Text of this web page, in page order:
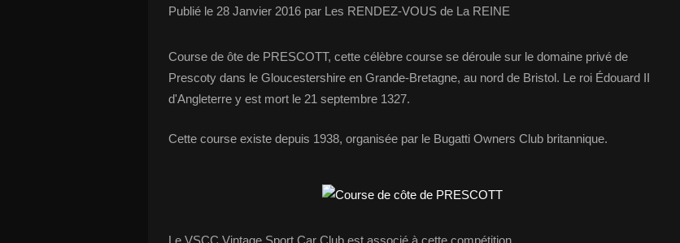
Publié le 28 Janvier 2016 par Les RENDEZ-VOUS de La REINE
Course de ôte de PRESCOTT, cette célèbre course se déroule sur le domaine privé de
Prescoty dans le Gloucestershire en Grande-Bretagne, au nord de Bristol. Le roi Édouard II
d'Angleterre y est mort le 21 septembre 1327.
Cette course existe depuis 1938, organisée par le Bugatti Owners Club britannique.
Le VSCC Vintage Sport Car Club est associé à cette compétition.